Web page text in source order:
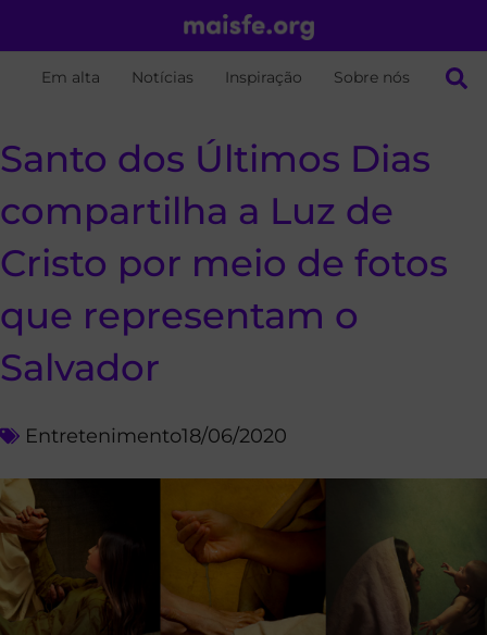
Em alta Notícias Inspiração Sobre nós
Santo dos Últimos Dias
compartilha a Luz de
Cristo por meio de fotos
que representam o
Salvador
Entretenimento18/06/2020